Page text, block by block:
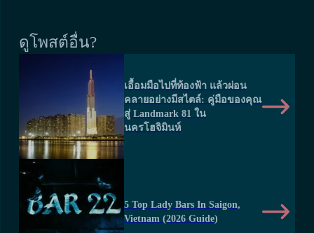
ดูโพสต์อื่น?
เอื้อมมือไปที่ท้องฟ้า แล้วผ่อน
คลายอย่างมีสไตล์: คู่มือของคุณ
สู่ Landmark 81 ใน
นครโฮจิมินห์
5 Top Lady Bars In Saigon,
Vietnam (2026 Guide)